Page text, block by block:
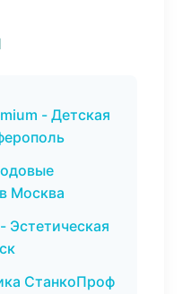
- Детская
Москва
Эстетическая
СтанкоПроф